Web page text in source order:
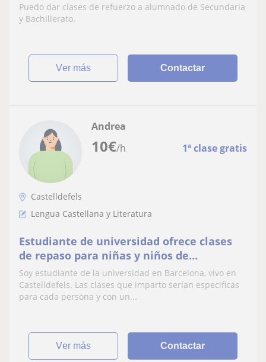
Puedo dar clases de refuerzo a alumnado de Secundaria
y Bachillerato.
ver más Contactar
10€/h 1ª clase gratis
Andrea
Castelldefels
Lengua Castellana y Literatura
Estudiante de universidad ofrece clases
de repaso para niñas y niños de
Castelldefels
Soy estudiante de la universidad en Barcelona, vivo en
Castelldefels. Las clases que imparto serían especificas
para cada persona y con un...
ver más Contactar